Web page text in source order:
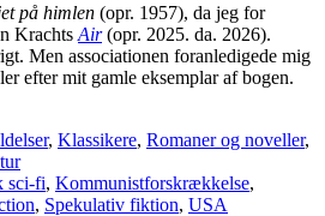
på himlen (opr. 1957), da jeg for
Krachts Air(opr. 2025. da. 2026).
Men associationen foranledigede mig
efter mit gamle eksemplar af bogen.
, Klassikere, Romaner og noveller,
sci-fi, Kommunistforskrækkelse,
, Spekulativ fiktion, USA